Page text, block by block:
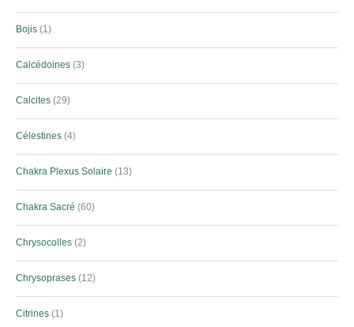
Bojis 1
Calcédoines 3
Calcites 29
Célestines 4
Chakra Plexus Solaire 13
Chakra Sacré 60
Chrysocolles 2
Chrysoprases 12
Citrines 1